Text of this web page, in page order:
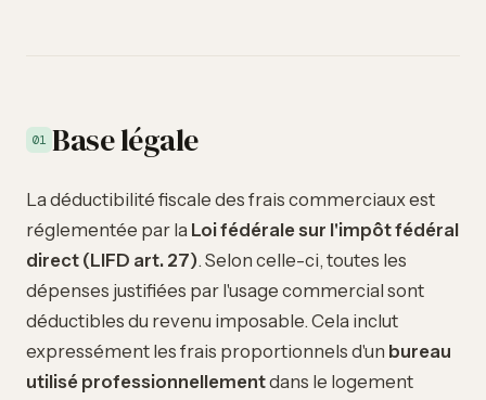
01 Base légale
La déductibilité fiscale des frais commerciaux est
réglementée par la Loi fédérale sur l'impôt fédéral
direct (LIFD art. 27). Selon celle-ci, toutes les
dépenses justifiées par l'usage commercial sont
déductibles du revenu imposable. Cela inclut
expressément les frais proportionnels d'un bureau
utilisé professionnellementdans le logement